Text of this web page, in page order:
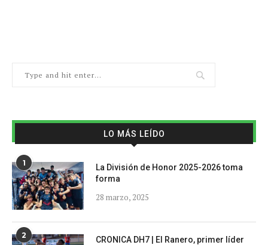
LO MÁS LEÍDO
1
La División de Honor 2025-2026 toma
forma
28 marzo, 2025
2
CRONICA DH7 | El Ranero, primer líder